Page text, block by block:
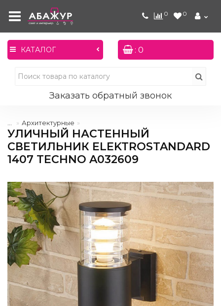
0 0
КАТАЛОГ : 0
Заказать обратный звонок
Архитектурные
УЛИЧНЫЙ НАСТЕННЫЙ
СВЕТИЛЬНИК ELEKTROSTANDARD
1407 TECHNO A032609